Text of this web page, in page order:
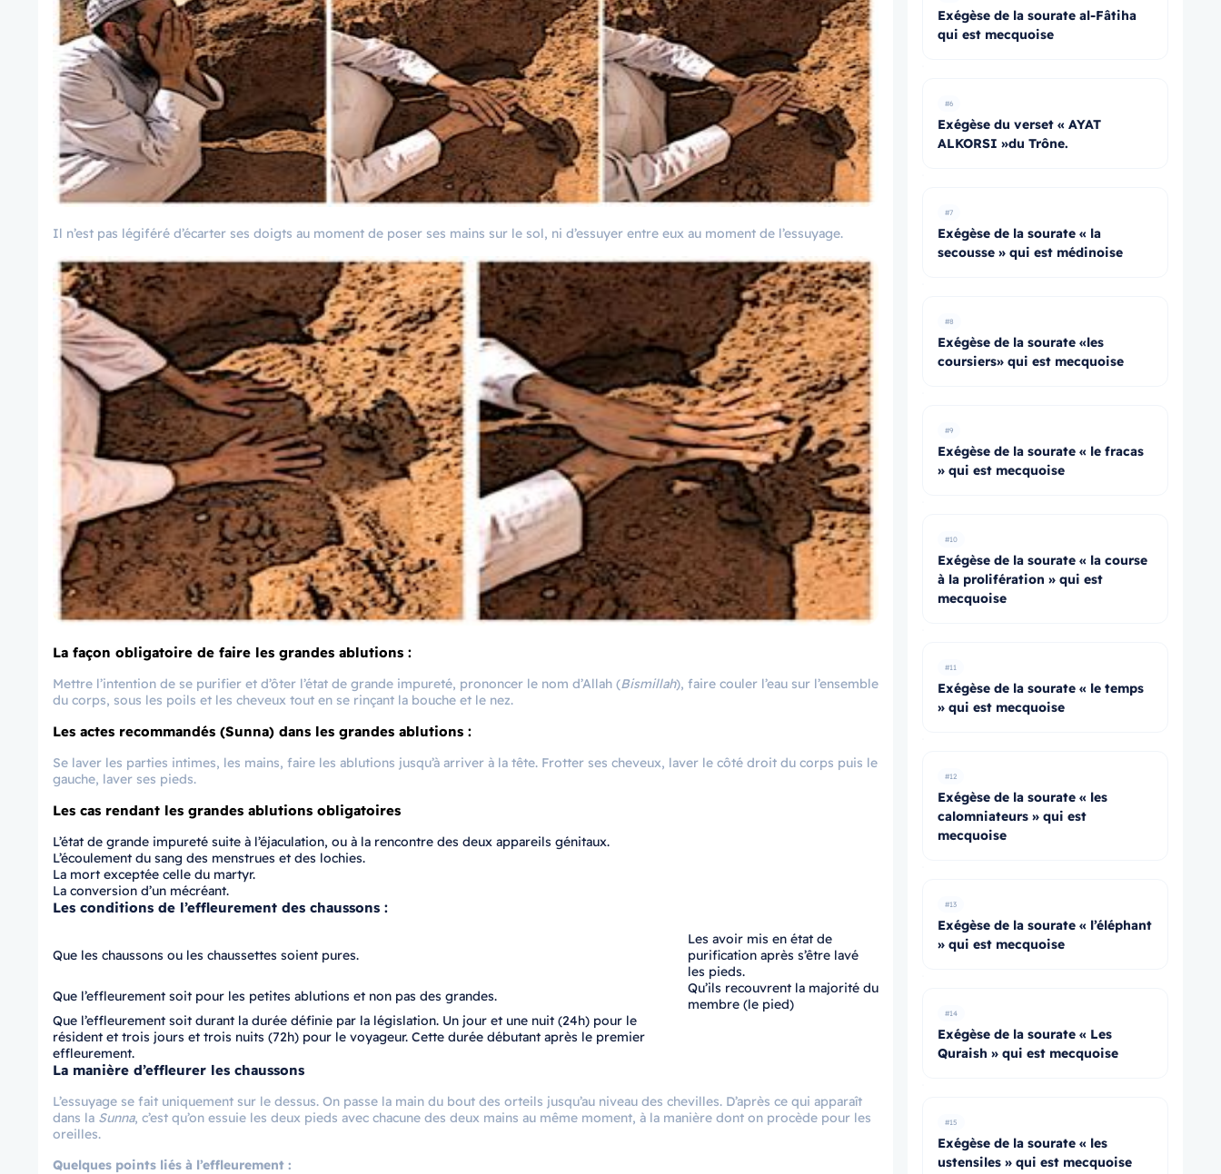
Il n’est pas légiféré d’écarter ses doigts au moment de poser ses mains sur le sol, ni d’essuyer entre eux au moment de l’essuyage.
La façon obligatoire de faire les grandes ablutions :
Mettre l’intention de se purifier et d’ôter l’état de grande impureté, prononcer le nom d’Allah (Bismillah), faire couler l’eau sur l’ensemble
du corps, sous les poils et les cheveux tout en se rinçant la bouche et le nez.
Les actes recommandés (Sunna) dans les grandes ablutions :
Se laver les parties intimes, les mains, faire les ablutions jusqu’à arriver à la tête. Frotter ses cheveux, laver le côté droit du corps puis le
gauche, laver ses pieds.
Les cas rendant les grandes ablutions obligatoires
L’état de grande impureté suite à l’éjaculation, ou à la rencontre des deux appareils génitaux.
L’écoulement du sang des menstrues et des lochies.
La mort exceptée celle du martyr.
La conversion d’un mécréant.
Les conditions de l’effleurement des chaussons :
Que les chaussons ou les chaussettes soient pures.
Les avoir mis en état de
purification après s’être lavé
les pieds.
Que l’effleurement soit pour les petites ablutions et non pas des grandes.
Qu’ils recouvrent la majorité du
membre (le pied)
Que l’effleurement soit durant la durée définie par la législation. Un jour et une nuit (24h) pour le
résident et trois jours et trois nuits (72h) pour le voyageur. Cette durée débutant après le premier
effleurement.
La manière d’effleurer les chaussons
L’essuyage se fait uniquement sur le dessus. On passe la main du bout des orteils jusqu’au niveau des chevilles. D’après ce qui apparaît
dans la Sunna, c’est qu’on essuie les deux pieds avec chacune des deux mains au même moment, à la manière dont on procède pour les
oreilles.
Quelques points liés à l’effleurement :
Exégèse de la sourate al-Fâtiha
qui est mecquoise
#6
Exégèse du verset « AYAT
ALKORSI »du Trône.
#7
Exégèse de la sourate « la
secousse » qui est médinoise
#8
Exégèse de la sourate «les
coursiers» qui est mecquoise
#9
Exégèse de la sourate « le fracas
» qui est mecquoise
#10
Exégèse de la sourate « la course
à la prolifération » qui est
mecquoise
#11
Exégèse de la sourate « le temps
» qui est mecquoise
#12
Exégèse de la sourate « les
calomniateurs » qui est
mecquoise
#13
Exégèse de la sourate « l’éléphant
» qui est mecquoise
#14
Exégèse de la sourate « Les
Quraish » qui est mecquoise
#15
Exégèse de la sourate « les
ustensiles » qui est mecquoise